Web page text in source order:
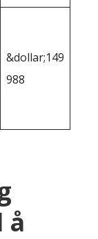
&dollar;149
988
å